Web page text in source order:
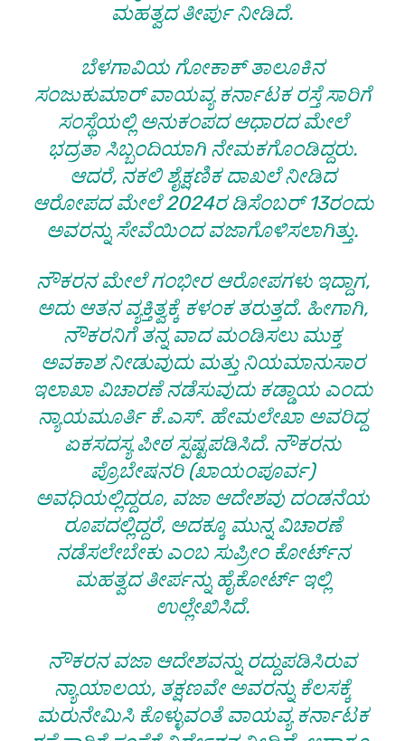
ಮಹತ್ವದ ತೀರ್ಪು ನೀಡಿದೆ.
​ಬೆಳಗಾವಿಯ ಗೋಕಾಕ್ ತಾಲೂಕಿನ
ಸಂಜುಕುಮಾರ್ ವಾಯವ್ಯ ಕರ್ನಾಟಕ ರಸ್ತೆ ಸಾರಿಗೆ
ಸಂಸ್ಥೆಯಲ್ಲಿ ಅನುಕಂಪದ ಆಧಾರದ ಮೇಲೆ
ಭದ್ರತಾ ಸಿಬ್ಬಂದಿಯಾಗಿ ನೇಮಕಗೊಂಡಿದ್ದರು.
ಆದರೆ, ನಕಲಿ ಶೈಕ್ಷಣಿಕ ದಾಖಲೆ ನೀಡಿದ
ಆರೋಪದ ಮೇಲೆ 2024ರ ಡಿಸೆಂಬರ್ 13ರಂದು
ಅವರನ್ನು ಸೇವೆಯಿಂದ ವಜಾಗೊಳಿಸಲಾಗಿತ್ತು.
ನೌಕರನ ಮೇಲೆ ಗಂಭೀರ ಆರೋಪಗಳು ಇದ್ದಾಗ,
ಅದು ಆತನ ವ್ಯಕ್ತಿತ್ವಕ್ಕೆ ಕಳಂಕ ತರುತ್ತದೆ. ಹೀಗಾಗಿ,
ನೌಕರನಿಗೆ ತನ್ನ ವಾದ ಮಂಡಿಸಲು ಮುಕ್ತ
ಅವಕಾಶ ನೀಡುವುದು ಮತ್ತು ನಿಯಮಾನುಸಾರ
ಇಲಾಖಾ ವಿಚಾರಣೆ ನಡೆಸುವುದು ಕಡ್ಡಾಯ ಎಂದು
ನ್ಯಾಯಮೂರ್ತಿ ಕೆ.ಎಸ್. ಹೇಮಲೇಖಾ ಅವರಿದ್ದ
ಏಕಸದಸ್ಯ ಪೀಠ ಸ್ಪಷ್ಟಪಡಿಸಿದೆ. ನೌಕರನು
ಪ್ರೊಬೇಷನರಿ (ಖಾಯಂಪೂರ್ವ)
ಅವಧಿಯಲ್ಲಿದ್ದರೂ, ವಜಾ ಆದೇಶವು ದಂಡನೆಯ
ರೂಪದಲ್ಲಿದ್ದರೆ, ಅದಕ್ಕೂ ಮುನ್ನ ವಿಚಾರಣೆ
ನಡೆಸಲೇಬೇಕು ಎಂಬ ಸುಪ್ರೀಂ ಕೋರ್ಟ್‌ನ
ಮಹತ್ವದ ತೀರ್ಪನ್ನು ಹೈಕೋರ್ಟ್ ಇಲ್ಲಿ
ಉಲ್ಲೇಖಿಸಿದೆ.
ನೌಕರನ ವಜಾ ಆದೇಶವನ್ನು ರದ್ದುಪಡಿಸಿರುವ
ನ್ಯಾಯಾಲಯ, ತಕ್ಷಣವೇ ಅವರನ್ನು ಕೆಲಸಕ್ಕೆ
ಮರುನೇಮಿಸಿ ಕೊಳ್ಳುವಂತೆ ವಾಯವ್ಯ ಕರ್ನಾಟಕ